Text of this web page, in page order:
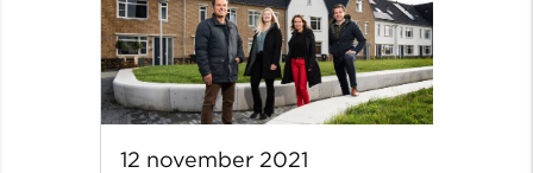
12 november 2021